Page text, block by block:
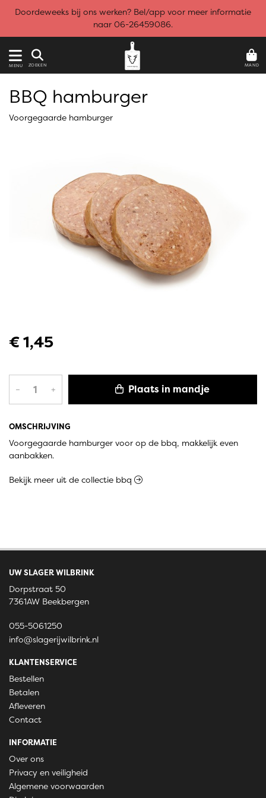
Doordeweeks bij ons werken? Bel/app voor meer informatie
naar 06-26459086.
MENU ZOEKEN MAND
OMSCHRIJVING
Voorgegaarde hamburger voor op de bbq, makkelijk even
aanbakken.
BBQ hamburger
Voorgegaarde hamburger
€ 1,45
– + Plaats in mandje
Bekijk meer uit de collectie bbq
UW SLAGER WILBRINK
Dorpstraat 50
7361AW Beekbergen
055-5061250
info@slagerijwilbrink.nl
KLANTENSERVICE
Bestellen
Betalen
Afleveren
Contact
INFORMATIE
Over ons
Privacy en veiligheid
Algemene voorwaarden